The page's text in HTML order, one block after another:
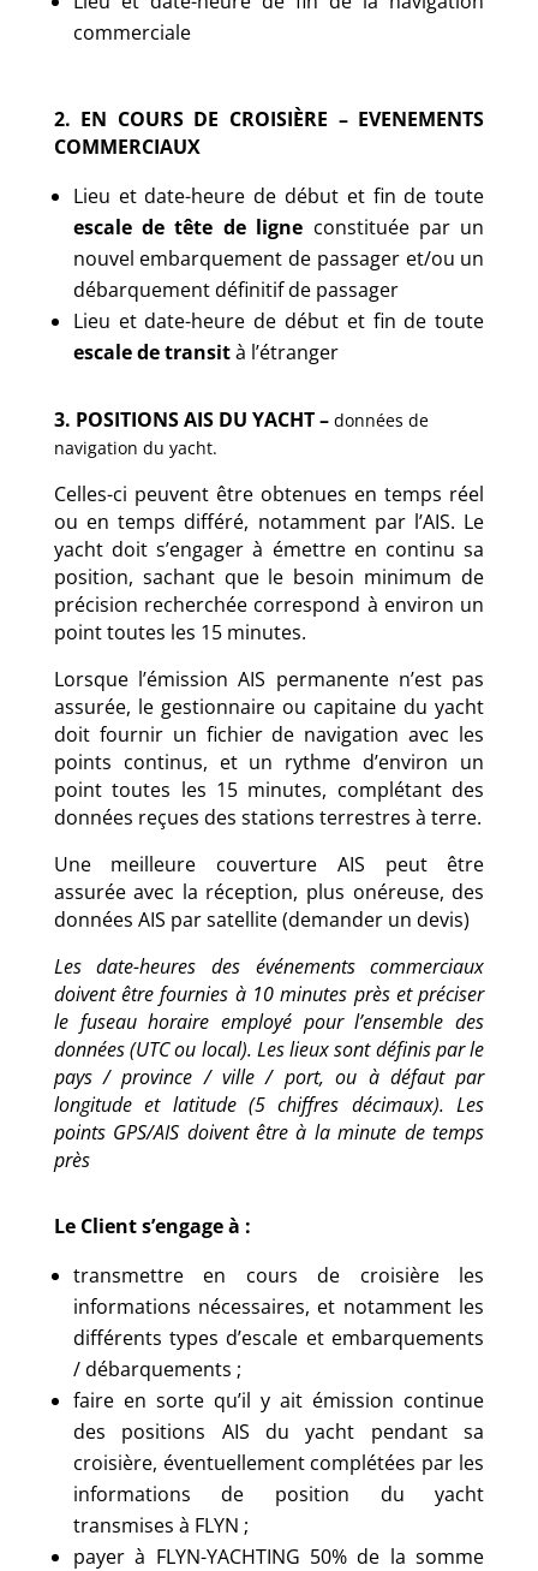
commerciale
2. EN COURS DE CROISIÈRE – EVENEMENTS
COMMERCIAUX
Lieu et date-heure de début et fin de toute
escale de tête de ligne constituée par un
nouvel embarquement de passager et/ou un
débarquement définitif de passager
Lieu et date-heure de début et fin de toute
escale de transità l’étranger
3. POSITIONS AIS DU YACHT – données de
navigation du yacht.
Celles-ci peuvent être obtenues en temps réel
ou en temps différé, notamment par l’AIS. Le
yacht doit s’engager à émettre en continu sa
position, sachant que le besoin minimum de
précision recherchée correspond à environ un
point toutes les 15 minutes.
Lorsque l’émission AIS permanente n’est pas
assurée, le gestionnaire ou capitaine du yacht
doit fournir un fichier de navigation avec les
points continus, et un rythme d’environ un
point toutes les 15 minutes, complétant des
données reçues des stations terrestres à terre.
Une meilleure couverture AIS peut être
assurée avec la réception, plus onéreuse, des
données AIS par satellite (demander un devis)
Les date-heures des événements commerciaux
doivent être fournies à 10 minutes près et préciser
le fuseau horaire employé pour l’ensemble des
données (UTC ou local). Les lieux sont définis par le
pays / province / ville / port, ou à défaut par
longitude et latitude (5 chiffres décimaux). Les
points GPS/AIS doivent être à la minute de temps
près
Le Client s’engage à :
transmettre en cours de croisière les
informations nécessaires, et notamment les
différents types d’escale et embarquements
/ débarquements ;
faire en sorte qu’il y ait émission continue
des positions AIS du yacht pendant sa
croisière, éventuellement complétées par les
informations de position du yacht
transmises à FLYN ;
payer à FLYN-YACHTING 50% de la somme